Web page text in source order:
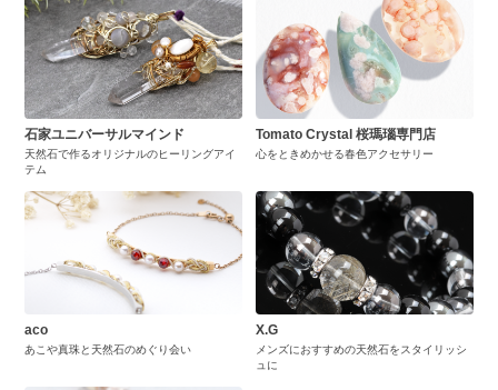
石家ユニバーサルマインド
天然石で作るオリジナルのヒーリングアイ
テム
Tomato Crystal 桜瑪瑙専門店
心をときめかせる春色アクセサリー
aco
あこや真珠と天然石のめぐり会い
X.G
メンズにおすすめの天然石をスタイリッシ
ュに